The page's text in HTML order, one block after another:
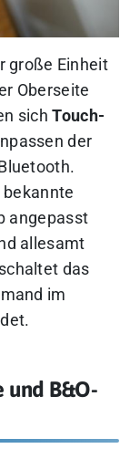
große Einheit
Oberseite
sichTouch-
der
angepasst
allesamt
schaltet das
im
und B&O-